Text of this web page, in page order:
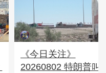
《今日关注》
20260802 特朗普叫